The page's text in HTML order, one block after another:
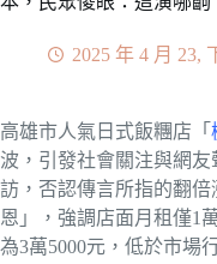
2025 年 4 月 23,
高雄市人氣日式飯糰店「
波，引發社會關注與網
訪，否認傳言所指的翻
恩」，強調店面月租僅1
為3萬5000元，低於市場